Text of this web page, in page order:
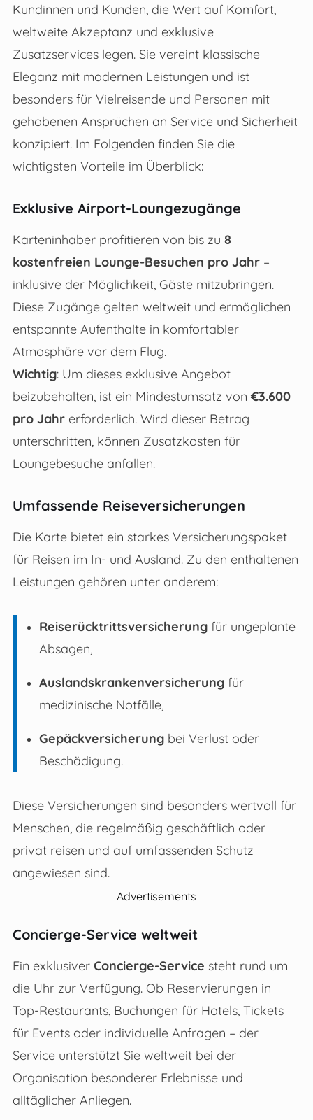
Kundinnen und Kunden, die Wert auf Komfort,
weltweite Akzeptanz und exklusive
Zusatzservices legen. Sie vereint klassische
Eleganz mit modernen Leistungen und ist
besonders für Vielreisende und Personen mit
gehobenen Ansprüchen an Service und Sicherheit
konzipiert. Im Folgenden finden Sie die
wichtigsten Vorteile im Überblick:
Exklusive Airport-Loungezugänge
Karteninhaber profitieren von bis zu 8
kostenfreien Lounge-Besuchen pro Jahr–
inklusive der Möglichkeit, Gäste mitzubringen.
Diese Zugänge gelten weltweit und ermöglichen
entspannte Aufenthalte in komfortabler
Atmosphäre vor dem Flug.
Wichtig: Um dieses exklusive Angebot
beizubehalten, ist ein Mindestumsatz von €3.600
pro Jahrerforderlich. Wird dieser Betrag
unterschritten, können Zusatzkosten für
Loungebesuche anfallen.
Umfassende Reiseversicherungen
Die Karte bietet ein starkes Versicherungspaket
für Reisen im In- und Ausland. Zu den enthaltenen
Leistungen gehören unter anderem:
Reiserücktrittsversicherungfür ungeplante
Absagen,
Auslandskrankenversicherungfür
medizinische Notfälle,
Gepäckversicherungbei Verlust oder
Beschädigung.
Diese Versicherungen sind besonders wertvoll für
Menschen, die regelmäßig geschäftlich oder
privat reisen und auf umfassenden Schutz
angewiesen sind.
Advertisements
Concierge-Service weltweit
Ein exklusiver Concierge-Service steht rund um
die Uhr zur Verfügung. Ob Reservierungen in
Top-Restaurants, Buchungen für Hotels, Tickets
für Events oder individuelle Anfragen – der
Service unterstützt Sie weltweit bei der
Organisation besonderer Erlebnisse und
alltäglicher Anliegen.